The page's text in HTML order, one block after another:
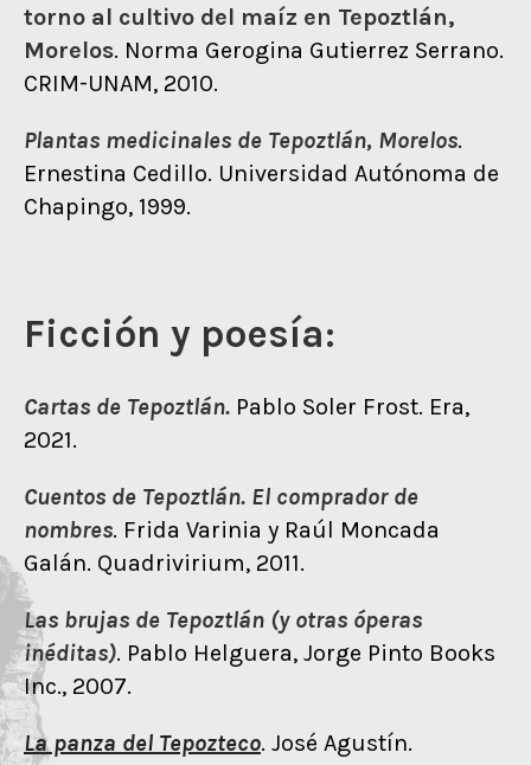
torno al cultivo del maíz en Tepoztlán,
Morelos. Norma Gerogina Gutierrez Serrano.
CRIM-UNAM, 2010.
Plantas medicinales de Tepoztlán, Morelos.
Ernestina Cedillo. Universidad Autónoma de
Chapingo, 1999.
Ficción y poesía:
Cartas de Tepoztlán. Pablo Soler Frost. Era,
2021.
Cuentos de Tepoztlán. El comprador de
nombres. Frida Varinia y Raúl Moncada
Galán. Quadrivirium, 2011.
Las brujas de Tepoztlán (y otras óperas
inéditas). Pablo Helguera, Jorge Pinto Books
Inc., 2007.
La panza del Tepozteco. José Agustín.